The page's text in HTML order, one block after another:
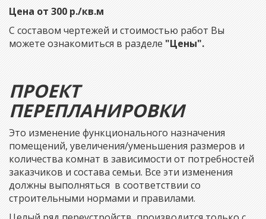
Цена от 300 р./кв.м
С составом чертежей и стоимостью работ Вы
можете ознакомиться в разделе "Цены".
ПРОЕКТ
ПЕРЕПЛАНИРОВКИ
Это изменение функционального назначения
помещений, увеличения/уменьшения размеров и
количества комнат в зависимости от потребностей
заказчиков и состава семьи. Все эти изменения
должны выполняться в соответствии со
строительными нормами и правилами.